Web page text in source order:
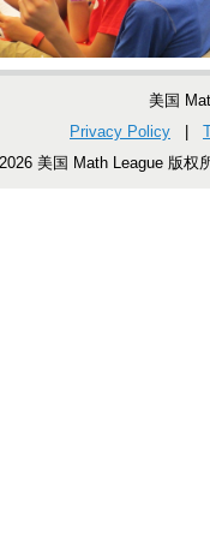
美国
Privacy Policy
美国 Math League 版